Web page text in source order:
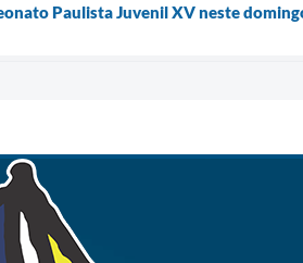
Paulista Juvenil XV neste